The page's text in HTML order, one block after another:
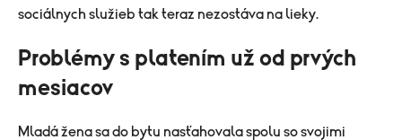
sociálnych služieb tak teraz nezostáva na lieky.
Problémy s platením už od prvých
mesiacov
Mladá žena sa do bytu nasťahovala spolu so svojimi